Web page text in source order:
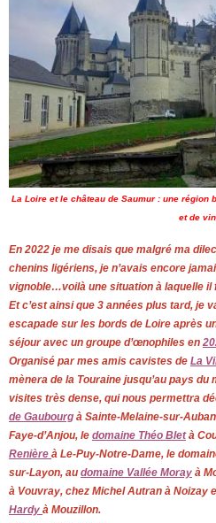
La Loire et le château de Saumur : une région
et de vin.
En 2022 je me disais que malgré ma
chenins ligériens, je n’avais encore
vignoble…voilà une situation à laquelle
Et c’est ainsi que 3 années plus tard, je
escapade sur les bords de Loire après
séjour avec un groupe d’œnophiles en
Organisé par mes amis cavistes de La
mènera de la Touraine jusqu’au pays
visites très dense, qui nous permettra
de Gaubourg à Sainte-Melaine-sur-
Faye-d’Anjou, le domaine Théo Bletà
Renière à Le-Puy-Notre-Dame, le
sur-Layon, au domaine Vallée Moray à
à Vouvray, chez Michel Autran à Noizay
Hardy à Mouzillon.